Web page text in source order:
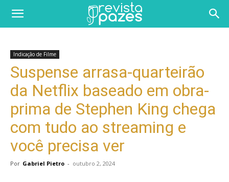
Indicação de Filme
Suspense arrasa-quarteirão
da Netflix baseado em obra-
prima de Stephen King chega
com tudo ao streaming e
você precisa ver
Por Gabriel Pietro - outubro 2, 2024